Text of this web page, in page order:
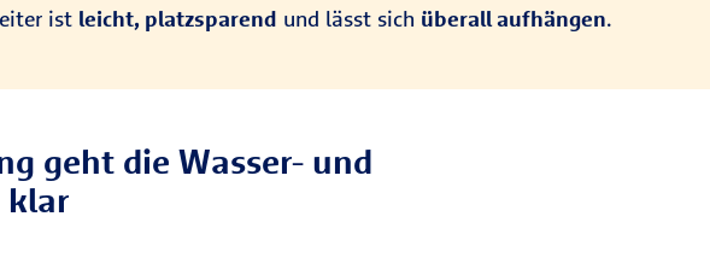
ist leicht, platzsparend und lässt sich überall aufhängen.
geht die Wasser- und
klar